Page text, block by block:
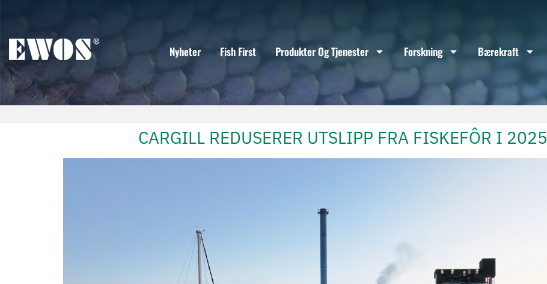
Nyheter Fish First Produkter Og Tjenester Forskning Bærekraft
CARGILL REDUSERER UTSLIPP FRA FISKEFÔR I 2025